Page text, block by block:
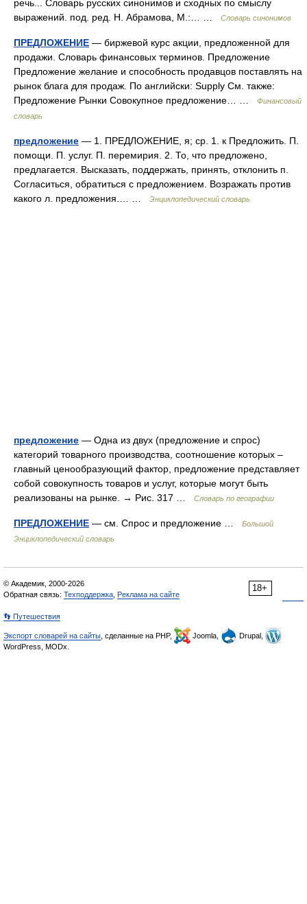
речь... Словарь русских синонимов и сходных по смыслу
выражений. под. ред. Н. Абрамова, М.:… …
Словарь синонимов
ПРЕДЛОЖЕНИЕ — биржевой курс акции, предложенной для
продажи. Словарь финансовых терминов. Предложение
Предложение желание и способность продавцов поставлять на
рынок блага для продаж. По английски: Supply См. также:
Предложение Рынки Совокупное предложение… …
Финансовый
словарь
предложение — 1. ПРЕДЛОЖЕНИЕ, я; ср. 1. к Предложить. П.
помощи. П. услуг. П. перемирия. 2. То, что предложено,
предлагается. Высказать, поддержать, принять, отклонить п.
Согласиться, обратиться с предложением. Возражать против
какого л. предложения.… …
Энциклопедический словарь
предложение — Одна из двух (предложение и спрос)
категорий товарного производства, соотношение которых –
главный ценообразующий фактор, предложение представляет
собой совокупность товаров и услуг, которые могут быть
реализованы на рынке. → Рис. 317 …
Словарь по географии
ПРЕДЛОЖЕНИЕ — см. Спрос и предложение …
Большой
Энциклопедический словарь
18+
© Академик, 2000-2026
Обратная связь: Техподдержка Реклама на сайте
👣 Путешествия
Экспорт словарей на сайты , сделанные на PHP, Joomla,
Drupal,
WordPress, MODx.